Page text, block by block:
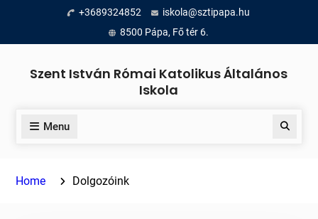
content
+3689324852
iskola@sztipapa.hu
8500 Pápa, Fő tér 6.
Szent István Római Katolikus Általános
Iskola
Menu Search
Home Dolgozóink